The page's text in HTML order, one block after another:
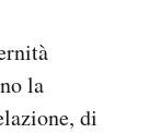
la
di